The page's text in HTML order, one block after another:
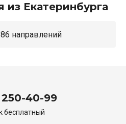
из Екатеринбурга
Показать 86 направлений
40-99
бесплатный